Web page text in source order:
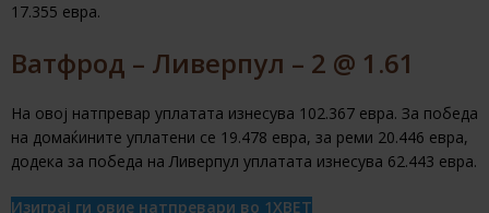
17.355 евра.
Ватфрод – Ливерпул – 2 @ 1.61
На овој натпревар уплатата изнесува 102.367 евра. За победа
на домаќините уплатени се 19.478 евра, за реми 20.446 евра,
додека за победа на Ливерпул уплатата изнесува 62.443 евра.
Изиграј ги овие натпревари во 1XBET